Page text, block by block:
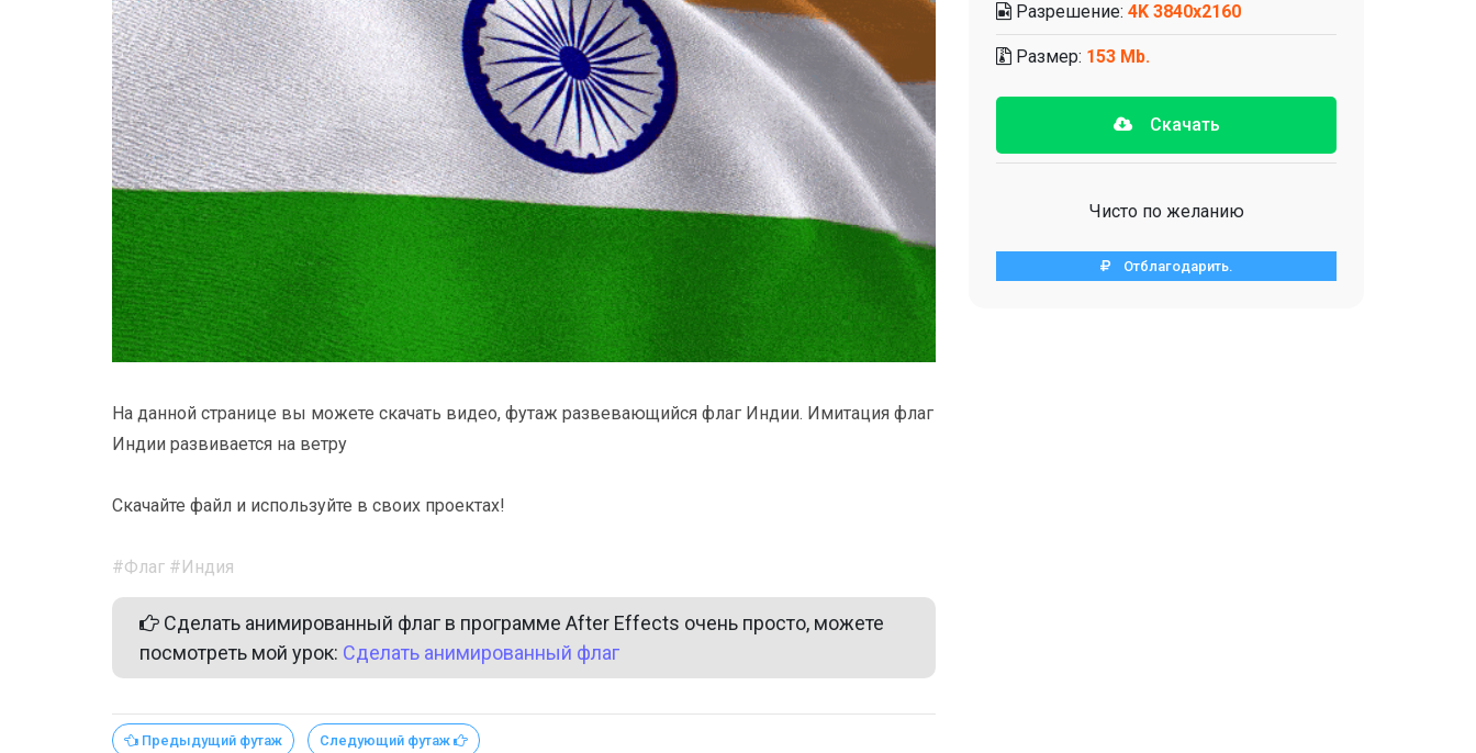
На данной странице вы можете скачать видео, футаж развевающийся флаг Индии. Имитация флаг
Индии развивается на ветру
Скачайте файл и используйте в своих проектах!
#Флаг #Индия
Сделать анимированный флаг в программе After Effects очень просто, можете
посмотреть мой урок: Сделать анимированный флаг
Предыдущий футаж Следующий футаж
Разрешение: 4K 3840х2160
Размер: 153 Mb.
Скачать
Чисто по желанию
Отблагодарить.